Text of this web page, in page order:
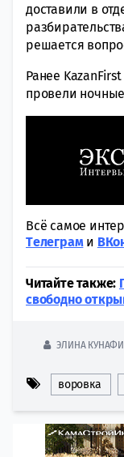
доставили в
решается
Ранее KazanFirst
провели
Всё самое
Tелеграми
Читайте также:
свободно
ЭЛИНА
воровка